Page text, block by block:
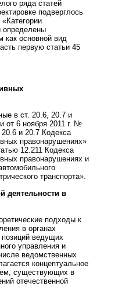
ряда статей
подверглось
определены
как основной вид
первую статьи 45
в ст. 20.6, 20.7 и
от 6 ноября 2011 г. №
и 20.7 Кодекса
правонарушениях»
12.211 Кодекса
правонарушениях и
транспорта».
деятельности в
подходы к
в органах
ведущих
управления и
ведомственных
концептуальное
существующих в
отечественной